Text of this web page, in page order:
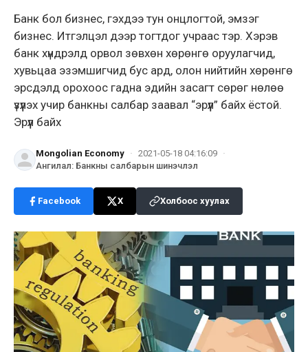
Банк бол бизнес, гэхдээ тун онцлогтой, эмзэг
бизнес. Итгэлцэл дээр тогтдог учраас тэр. Хэрэв
банк хүндрэлд орвол зөвхөн хөрөнгө оруулагчид,
хувьцаа эзэмшигчид бус ард, олон нийтийн хөрөнгө
эрсдэлд орохоос гадна эдийн засагт сөрөг нөлөө
үзүүлэх учир банкны салбар заавал “эрүүл” байх ёстой.
Эрүүл байх
Mongolian Economy · 2021-05-18 04:16:09 ·
Ангилал: Банкны салбарын шинэчлэл
Facebook X Холбоос хуулах